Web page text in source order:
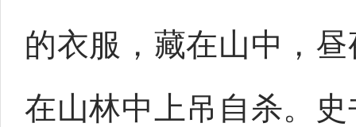
的衣服，藏在山中，
在山林中上吊自杀。